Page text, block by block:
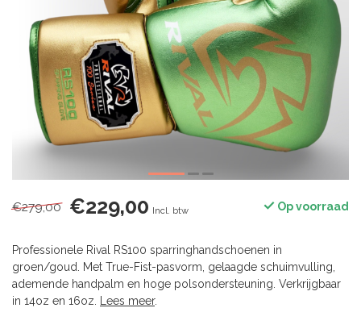
€279,00 €229,00 Incl. btw Op voorraad
Professionele Rival RS100 sparringhandschoenen in
groen/goud. Met True-Fist-pasvorm, gelaagde schuimvulling,
ademende handpalm en hoge polsondersteuning. Verkrijgbaar
in 14oz en 16oz.
Lees meer.